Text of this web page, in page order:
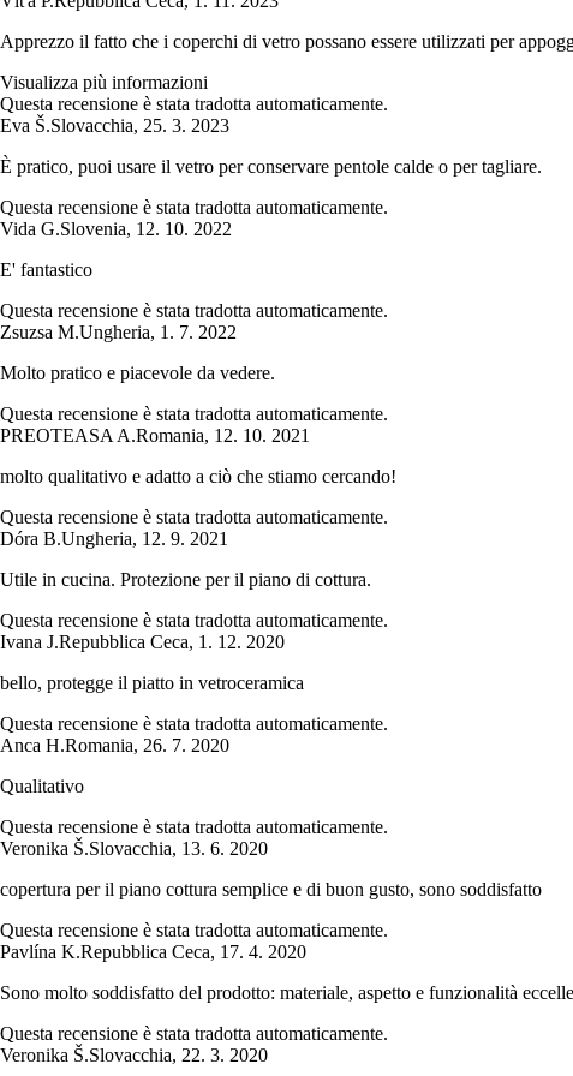
Apprezzo il fatto che i coperchi di vetro possano essere utilizzati per
Visualizza più informazioni
Questa recensione è stata tradotta automaticamente.
Eva Š.Slovacchia, 25. 3. 2023
È pratico, puoi usare il vetro per conservare pentole calde o per tagliare.
Questa recensione è stata tradotta automaticamente.
Vida G.Slovenia, 12. 10. 2022
E' fantastico
Questa recensione è stata tradotta automaticamente.
Zsuzsa M.Ungheria, 1. 7. 2022
Molto pratico e piacevole da vedere.
Questa recensione è stata tradotta automaticamente.
PREOTEASA A.Romania, 12. 10. 2021
molto qualitativo e adatto a ciò che stiamo cercando!
Questa recensione è stata tradotta automaticamente.
Dóra B.Ungheria, 12. 9. 2021
Utile in cucina. Protezione per il piano di cottura.
Questa recensione è stata tradotta automaticamente.
Ivana J.Repubblica Ceca, 1. 12. 2020
bello, protegge il piatto in vetroceramica
Questa recensione è stata tradotta automaticamente.
Anca H.Romania, 26. 7. 2020
Qualitativo
Questa recensione è stata tradotta automaticamente.
Veronika Š.Slovacchia, 13. 6. 2020
copertura per il piano cottura semplice e di buon gusto, sono soddisfatto
Questa recensione è stata tradotta automaticamente.
Pavlína K.Repubblica Ceca, 17. 4. 2020
Sono molto soddisfatto del prodotto: materiale, aspetto e funzionalità
Questa recensione è stata tradotta automaticamente.
Veronika Š.Slovacchia, 22. 3. 2020